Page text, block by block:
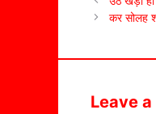
कर सोलह
Leave